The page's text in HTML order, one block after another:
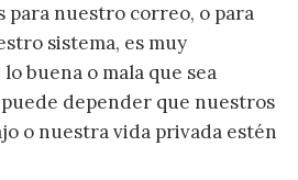
para nuestro correo, o para
sistema, es muy
buena o mala que sea
depender que nuestros
o nuestra vida privada estén